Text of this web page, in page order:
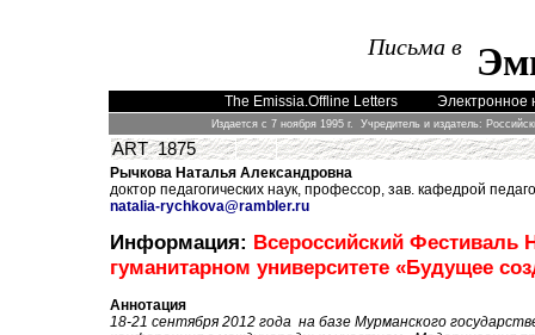
Письма в
The Emissia.Offline Letters Электронное
Издается с 7 ноября 1995 г. Учредитель и издатель:
ART 1875
Рычкова Наталья Александровна
доктор педагогических наук, профессор, зав. кафедрой
natalia-rychkova@rambler.ru
Информация: Всероссийский Фестиваль
гуманитарном университете «Будущее
Аннотация
18-21 сентября 2012 года на базе Мурманского